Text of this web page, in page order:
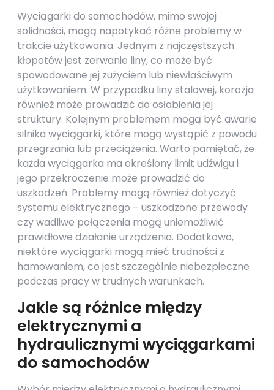
Wyciągarki do samochodów, mimo swojej
solidności, mogą napotykać różne problemy w
trakcie użytkowania. Jednym z najczęstszych
kłopotów jest zerwanie liny, co może być
spowodowane jej zużyciem lub niewłaściwym
użytkowaniem. W przypadku liny stalowej, korozja
również może prowadzić do osłabienia jej
struktury. Kolejnym problemem mogą być awarie
silnika wyciągarki, które mogą wystąpić z powodu
przegrzania lub przeciążenia. Warto pamiętać, że
każda wyciągarka ma określony limit udźwigu i
jego przekroczenie może prowadzić do
uszkodzeń. Problemy mogą również dotyczyć
systemu elektrycznego – uszkodzone przewody
czy wadliwe połączenia mogą uniemożliwić
prawidłowe działanie urządzenia. Dodatkowo,
niektóre wyciągarki mogą mieć trudności z
hamowaniem, co jest szczególnie niebezpieczne
podczas pracy w trudnych warunkach.
Jakie są różnice między
elektrycznymi a
hydraulicznymi wyciągarkami
do samochodów